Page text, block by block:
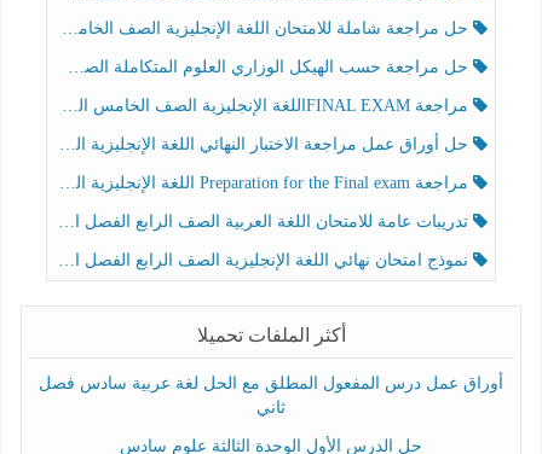
حل مراجعة شاملة للامتحان اللغة الإنجليزية الصف الخامس الفصل الثالث
حل مراجعة حسب الهيكل الوزاري العلوم المتكاملة الصف الخامس عام الفصل الثالث
مراجعة FINAL EXAMاللغة الإنجليزية الصف الخامس الفصل الثالث
حل أوراق عمل مراجعة الاختبار النهائي اللغة الإنجليزية الصف الرابع الفصل الثالث
مراجعة Preparation for the Final exam اللغة الإنجليزية الصف الرابع الفصل الثالث
تدريبات عامة للامتحان اللغة العربية الصف الرابع الفصل الثالث
نموذج امتحان نهائي اللغة الإنجليزية الصف الرابع الفصل الثالث
أكثر الملفات تحميلا
أوراق عمل درس المفعول المطلق مع الحل لغة عربية سادس فصل
ثاني
حل الدرس الأول الوحدة الثالثة علوم سادس